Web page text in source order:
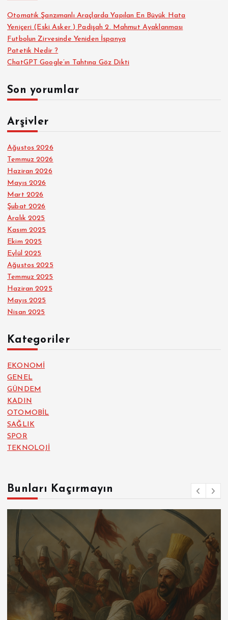
Otomatik Şanzımanlı Araçlarda Yapılan En Büyük Hata
Yeniçeri (Eski Asker ) Padişah 2. Mahmut Ayaklanması
Futbolun Zirvesinde Yeniden İspanya
Patetik Nedir ?
ChatGPT Google’ın Tahtına Göz Dikti
Son yorumlar
Arşivler
Ağustos 2026
Temmuz 2026
Haziran 2026
Mayıs 2026
Mart 2026
Şubat 2026
Aralık 2025
Kasım 2025
Ekim 2025
Eylül 2025
Ağustos 2025
Temmuz 2025
Haziran 2025
Mayıs 2025
Nisan 2025
Kategoriler
EKONOMİ
GENEL
GÜNDEM
KADIN
OTOMOBİL
SAĞLIK
SPOR
TEKNOLOJİ
Bunları Kaçırmayın